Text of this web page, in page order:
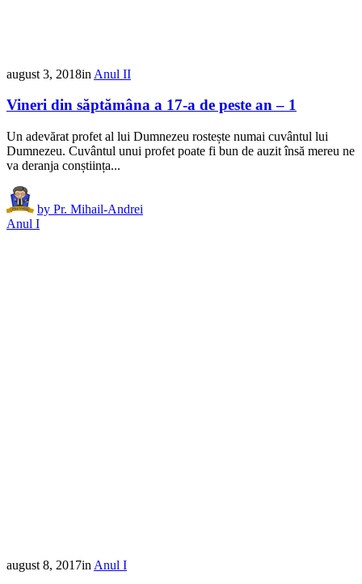
august 3, 2018in Anul II
Vineri din săptămâna a 17-a de peste an – 1
Un adevărat profet al lui Dumnezeu rostește numai cuvântul lui
Dumnezeu. Cuvântul unui profet poate fi bun de auzit însă mereu ne
va deranja conștiința...
by Pr. Mihail-Andrei
Anul I
august 8, 2017in Anul I